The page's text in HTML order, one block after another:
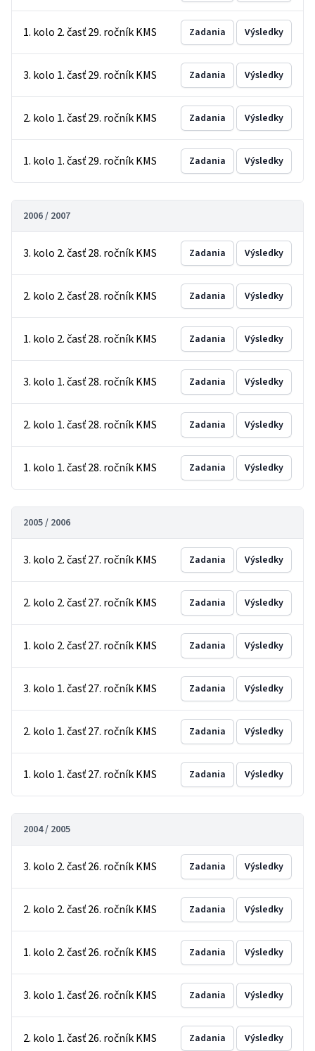
1. kolo 2. časť 29. ročník KMS Zadania Výsledky
3. kolo 1. časť 29. ročník KMS Zadania Výsledky
2. kolo 1. časť 29. ročník KMS Zadania Výsledky
1. kolo 1. časť 29. ročník KMS Zadania Výsledky
2006 / 2007
3. kolo 2. časť 28. ročník KMS Zadania Výsledky
2. kolo 2. časť 28. ročník KMS Zadania Výsledky
1. kolo 2. časť 28. ročník KMS Zadania Výsledky
3. kolo 1. časť 28. ročník KMS Zadania Výsledky
2. kolo 1. časť 28. ročník KMS Zadania Výsledky
1. kolo 1. časť 28. ročník KMS Zadania Výsledky
2005 / 2006
3. kolo 2. časť 27. ročník KMS Zadania Výsledky
2. kolo 2. časť 27. ročník KMS Zadania Výsledky
1. kolo 2. časť 27. ročník KMS Zadania Výsledky
3. kolo 1. časť 27. ročník KMS Zadania Výsledky
2. kolo 1. časť 27. ročník KMS Zadania Výsledky
1. kolo 1. časť 27. ročník KMS Zadania Výsledky
2004 / 2005
3. kolo 2. časť 26. ročník KMS Zadania Výsledky
2. kolo 2. časť 26. ročník KMS Zadania Výsledky
1. kolo 2. časť 26. ročník KMS Zadania Výsledky
3. kolo 1. časť 26. ročník KMS Zadania Výsledky
2. kolo 1. časť 26. ročník KMS Zadania Výsledky